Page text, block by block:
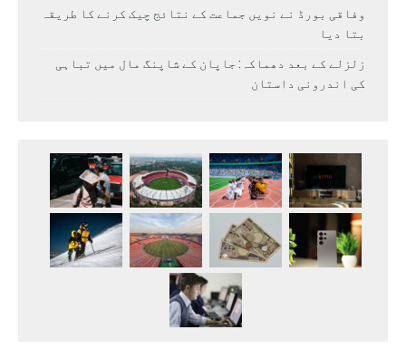
وفاقی بورڈ نے نویں جماعت کے نتائج چیک کرنے کا طریقہ
بتا دیا
زلزلے کے بعد دھماکہ: جاپان کے شاپنگ مال میں تباہی
کی اندرونی داستان